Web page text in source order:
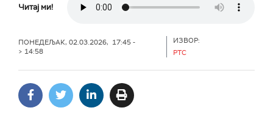
Читај ми!
ПОНЕДЕЉАК, 02.03.2026, 17:45 -
> 14:58
ИЗВОР:
РТС